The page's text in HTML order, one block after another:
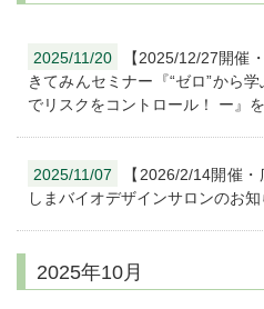
2025/11/20
【2025/12/27開催
きてみんセミナー『“ゼロ”から
でリスクをコントロール！ ー』
2025/11/07
【2026/2/14開催
しまバイオデザインサロンのお
2025年10月